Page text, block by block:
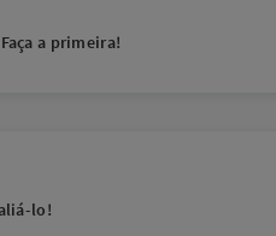
a primeira!
lo!